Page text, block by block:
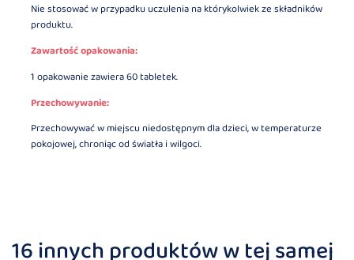
Nie stosować w przypadku uczulenia na którykolwiek ze składników
produktu.
Zawartość opakowania:
1 opakowanie zawiera 60 tabletek.
Przechowywanie:
Przechowywać w miejscu niedostępnym dla dzieci, w temperaturze
pokojowej, chroniąc od światła i wilgoci.
16 innych produktów w tej samej